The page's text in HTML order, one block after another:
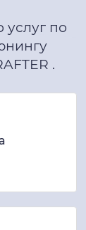
по
.